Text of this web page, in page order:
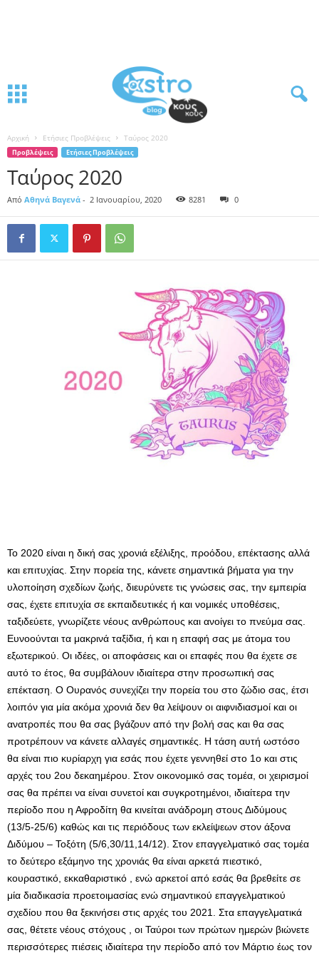
Αρχική Ετήσιες Προβλέψεις Ταύρος 2020
Προβλέψεις Ετήσιες Προβλέψεις
Ταύρος 2020
Από Αθηνά Βαγενά - 2 Ιανουαρίου, 2020 8281 0
Το 2020 είναι η δική σας χρονιά εξέλιξης, προόδου, επέκτασης αλλά
και επιτυχίας. Στην πορεία της, κάνετε σημαντικά βήματα για την
υλοποίηση σχεδίων ζωής, διευρύνετε τις γνώσεις σας, την εμπειρία
σας, έχετε επιτυχία σε εκπαιδευτικές ή και νομικές υποθέσεις,
ταξιδεύετε, γνωρίζετε νέους ανθρώπους και ανοίγει το πνεύμα σας.
Ευνοούνται τα μακρινά ταξίδια, ή και η επαφή σας με άτομα του
εξωτερικού. Οι ιδέες, οι αποφάσεις και οι επαφές που θα έχετε σε
αυτό το έτος, θα συμβάλουν ιδιαίτερα στην προσωπική σας
επέκταση. Ο Ουρανός συνεχίζει την πορεία του στο ζώδιο σας, έτσι
λοιπόν για μία ακόμα χρονιά δεν θα λείψουν οι αιφνιδιασμοί και οι
ανατροπές που θα σας βγάζουν από την βολή σας και θα σας
προτρέπουν να κάνετε αλλαγές σημαντικές. Η τάση αυτή ωστόσο
θα είναι πιο κυρίαρχη για εσάς που έχετε γεννηθεί στο 1ο και στις
αρχές του 2ου δεκαημέρου. Στον οικονομικό σας τομέα, οι χειρισμοί
σας θα πρέπει να είναι συνετοί και συγκροτημένοι, ιδιαίτερα την
περίοδο που η Αφροδίτη θα κινείται ανάδρομη στους Διδύμους
(13/5-25/6) καθώς και τις περιόδους των εκλείψεων στον άξονα
Διδύμου – Τοξότη (5/6,30/11,14/12). Στον επαγγελματικό σας τομέα
το δεύτερο εξάμηνο της χρονιάς θα είναι αρκετά πιεστικό,
κουραστικό, εκκαθαριστικό , ενώ αρκετοί από εσάς θα βρεθείτε σε
μία διαδικασία προετοιμασίας ενώ σημαντικού επαγγελματικού
σχεδίου που θα ξεκινήσει στις αρχές του 2021. Στα επαγγελματικά
σας, θέτετε νέους στόχους , οι Ταύροι των πρώτων ημερών βιώνετε
περισσότερες πιέσεις ιδιαίτερα την περίοδο από τον Μάρτιο έως τον